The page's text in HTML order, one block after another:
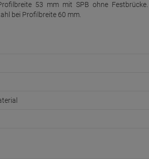
53 mm mit SPB ohne
bei Profilbreite 60 mm.